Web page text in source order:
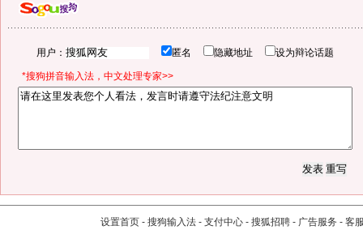
用户： 匿名 隐藏地址 设为辩论话题
*搜狗拼音输入法，中文处理专家>>
设置首页 - 搜狗输入法 - 支付中心 - 搜狐招聘 - 广告服务 - 客